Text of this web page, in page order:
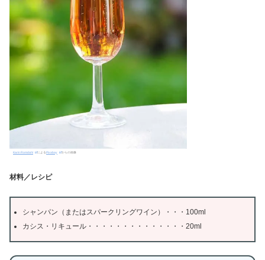
Karin Romdahl によるPixabay からの画像
材料／レシピ
シャンパン（またはスパークリングワイン）・・・100ml
カシス・リキュール・・・・・・・・・・・・・・20ml